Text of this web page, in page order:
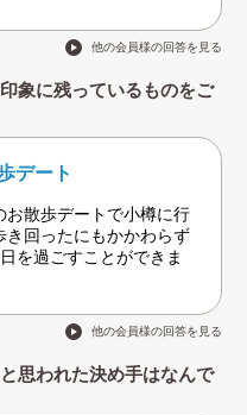
他の会員様の回答を見る
象に残っているものをご
デート
お散歩デートで小樽に行
き回ったにもかかわらず
を過ごすことができま
他の会員様の回答を見る
思われた決め手はなんで